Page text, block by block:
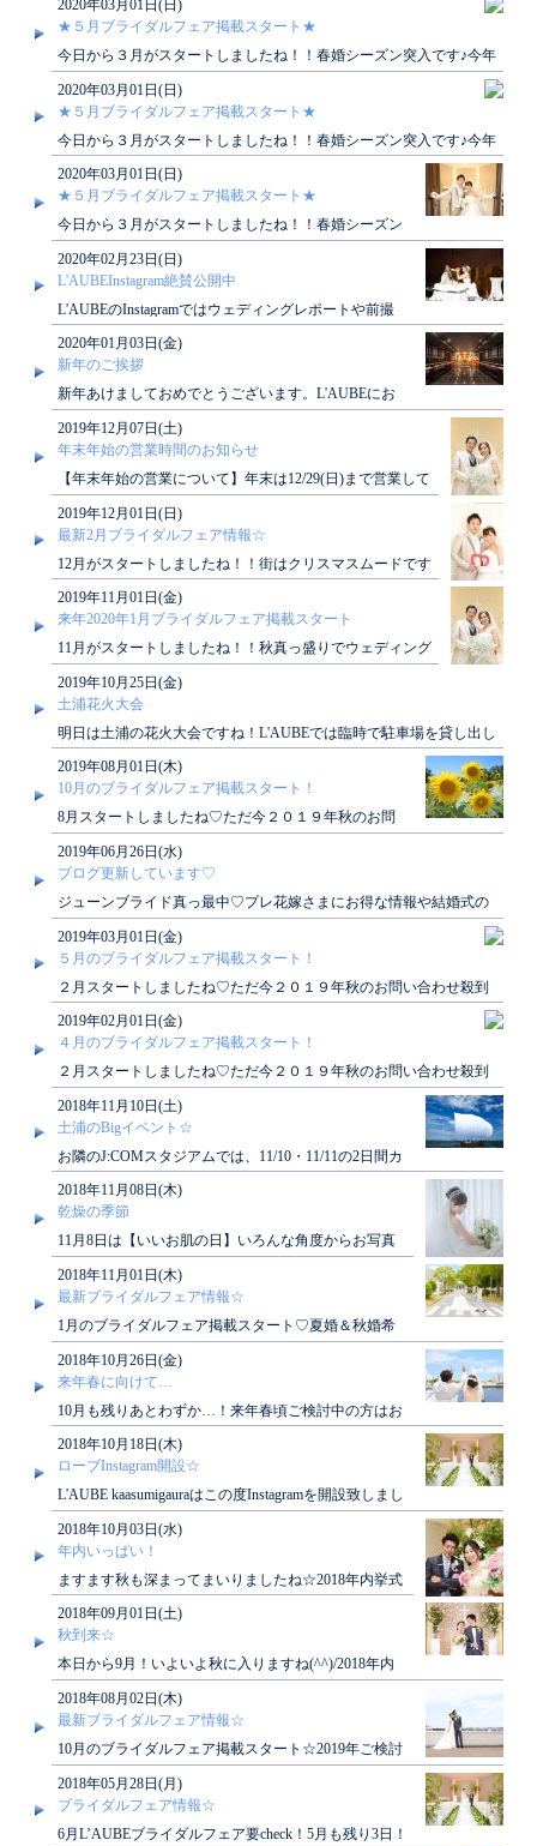
2020年03月01日(日)
★５月ブライダルフェア掲載スタート★
今日から３月がスタートしましたね！！春婚シーズン突入です♪今年
５月のブライダルフェアの掲載が本日スタート..
2020年03月01日(日)
★５月ブライダルフェア掲載スタート★
今日から３月がスタートしましたね！！春婚シーズン突入です♪今年
５月のブライダルフェアの掲載が本日スタート..
2020年03月01日(日)
★５月ブライダルフェア掲載スタート★
今日から３月がスタートしましたね！！春婚シーズン
突入です♪今年５月のブライダルフェアの掲載が本日
スタート..
2020年02月23日(日)
L'AUBEInstagram絶賛公開中
L'AUBEのInstagramではウェディングレポートや前撮
り撮影の様子を公開しております♪これから結..
2020年01月03日(金)
新年のご挨拶
新年あけましておめでとうございます。L'AUBEにお
越し頂いたお客様にご満足して頂けます様、L'AUBE..
2019年12月07日(土)
年末年始の営業時間のお知らせ
【年末年始の営業について】年末は12/29(日)まで営業して
おります。年始は1/3(金)から営業になりま..
2019年12月01日(日)
最新2月ブライダルフェア情報☆
12月がスタートしましたね！！街はクリスマスムードです
ね☆♪来年2月のブライダルフェアの掲載が本日スター..
2019年11月01日(金)
来年2020年1月ブライダルフェア掲載スタート
11月がスタートしましたね！！秋真っ盛りでウェディング
シーズン突入です♪来年1月のブライダルフェアの掲載..
2019年10月25日(金)
土浦花火大会
明日は土浦の花火大会ですね！L'AUBEでは臨時で駐車場を貸し出し
ております！！その他、出店も開いており..
2019年08月01日(木)
10月のブライダルフェア掲載スタート！
8月スタートしましたね♡ただ今２０１９年秋のお問
い合わせ殺到中です！ご希望の方はお早めに…(^O^)
／◇..
2019年06月26日(水)
ブログ更新しています♡
ジューンブライド真っ最中♡プレ花嫁さまにお得な情報や結婚式の
準備のコツなど載っています♡ぜひL'AUBE..
2019年03月01日(金)
５月のブライダルフェア掲載スタート！
２月スタートしましたね♡ただ今２０１９年秋のお問い合わせ殺到
中です！ご希望の方はお早めに…(^O^)／◇..
2019年02月01日(金)
４月のブライダルフェア掲載スタート！
２月スタートしましたね♡ただ今２０１９年秋のお問い合わせ殺到
中です！ご希望の方はお早めに…(^O^)／◇..
2018年11月10日(土)
土浦のBigイベント☆
お隣のJ:COMスタジアムでは、11/10・11/11の2日間カ
レーフェスを開催☆茨城のご当地メニューを..
2018年11月08日(木)
乾燥の季節
11月8日は【いいお肌の日】いろんな角度からお写真
を撮られる結婚式…ブライダルエステや保湿ケアでお
肌の調..
2018年11月01日(木)
最新ブライダルフェア情報☆
1月のブライダルフェア掲載スタート♡夏婚＆秋婚希
望のカップル様必見フェア満載！春婚をご検討のカッ
プル様は..
2018年10月26日(金)
来年春に向けて…
10月も残りあとわずか…！来年春頃ご検討中の方はお
早めに(^O^)／L'AUBEフェアに参加しちゃいまし..
2018年10月18日(木)
ローブInstagram開設☆
L'AUBE kaasumigauraはこの度Instagramを開設致しまし
た(^O^)／当館の投稿を..
2018年10月03日(水)
年内いっぱい！
ますます秋も深まってまいりましたね☆2018年内挙式
もまだ間に合います！2019年春ご希望の方も秋のブ
ラ..
2018年09月01日(土)
秋到来☆
本日から9月！いよいよ秋に入りますね(^^)/2018年内
に挙式ご希望の方も2019年春ご希望の方もこの..
2018年08月02日(木)
最新ブライダルフェア情報☆
10月のブライダルフェア掲載スタート☆2019年ご検討
中の方におすすめフェア満載！2018年内をご検討中..
2018年05月28日(月)
ブライダルフェア情報☆
6月L’AUBEブライダルフェア要check！5月も残り3日！